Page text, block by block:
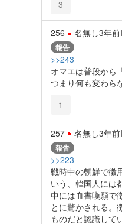
3
256 名無し3年前
報告
>>243
オマエは普段から
つまり何も変わら
1
257 名無し3年前
報告
>>223
戦時中の朝鮮で徴
いう、韓国人には
中には血書嘆願で
とに驚かされる。
ものだと認識して